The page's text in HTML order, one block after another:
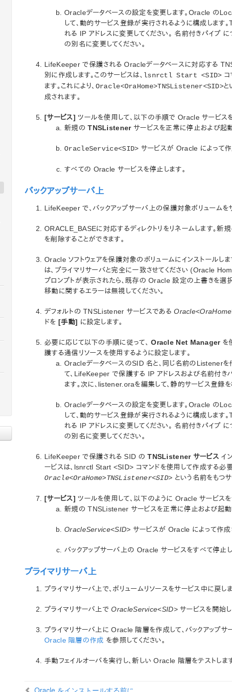
Oracleデータベースの設定を変更します。Oracle の
して、動的サービス登録が実行されるように構成します
れる IP アドレスに変更してください。 名前付きパイプ
の別名に変更してください。
LifeKeeper で保護される Oracleデータベースに対応する
別に作成します。このサービスは、 lsnrctl Start <SID>
ます。これにより、 Oracle<OraHome>TNSListener<SID>と
成されます。
[サービス] ツールを使用して、以下の手順で Oracle サービスを
新規のTNSListenerサービスを正常に停止および起
OracleService<SID> サービスが Oracle によって作
すべての Oracle サービスを停止します。
バックアップサーバ上
LifeKeeper で、バックアップサーバ上の保護対象ボリュームを
ORACLE_BASEに対応するディレクトリをリネームします。新
を削除することができます。
Oracle ソフトウェアを保護対象のボリュームにインストールしま
は、プライマリサーバと完全に一致させてください (Oracle
プロンプトが表示されたら、既存の Oracle 設定の上書きを選択
移動に関するエラーは無視してください。
デフォルトの TNSListener サービスである
ドを [手動] に設定します。
必要に応じて以下の手順に従って、Oracle Net Managerを
護する通信リソースを使用するように設定します。
OracleデータベースのSID 名と、同じ名前のListenerを
て、LifeKeeper で保護する IP アドレスおよび名前付
ます。次に、listener.oraを編集して、静的サービス登録を
Oracleデータベースの設定を変更します。Oracle の
して、動的サービス登録が実行されるように構成します
れる IP アドレスに変更してください。 名前付きパイプ
の別名に変更してください。
LifeKeeper で保護される SID のTNSListener サービス イ
ービスは、lsnrctl Start <SID> コマンドを使用して作成する必要
Oracle<OraHome>TNSListener<SID> という名前をもつ
[サービス] ツールを使用して、以下のように Oracle サービスを
新規の TNSListener サービスを正常に停止および起動
OracleService<SID> サービスが Oracle によって作成
バックアップサーバ上の Oracle サービスをすべて停止し
プライマリサーバ上
プライマリサーバ上で、ボリュームリソースをサービス中に戻しま
プライマリサーバ上でOracleService<SID>サービスを開始し
プライマリサーバ上に Oracle 階層を作成して、バックアップサ
Oracle 階層の作成 を参照してください。
手動フェイルオーバを実行し、新しい Oracle 階層をテストします
Oracle をインストールする前に